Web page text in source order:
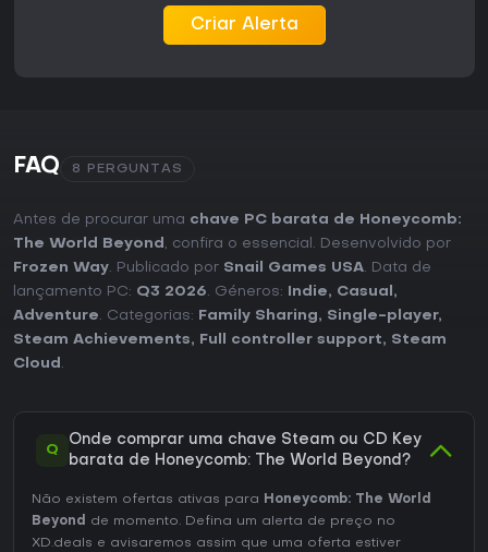
Criar Alerta
FAQ 8 PERGUNTAS
Antes de procurar uma chave PC barata de Honeycomb:
The World Beyond , confira o essencial. Desenvolvido por
Frozen Way. Publicado por Snail Games USA. Data de
lançamento PC: Q3 2026. Géneros: Indie, Casual ,
Adventure. Categorias: Family Sharing, Single-player,
Steam Achievements, Full controller support, Steam
Cloud .
Q
Onde comprar uma chave Steam ou CD Key
barata de Honeycomb: The World Beyond?
Não existem ofertas ativas para Honeycomb: The World
Beyond
de momento. Defina um alerta de preço no
XD.deals e avisaremos assim que uma oferta estiver